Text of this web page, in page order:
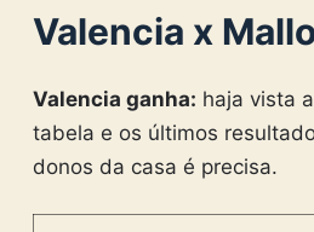
Valencia x
Valencia ganha: haja vista
tabela e os últimos
donos da casa é precisa.